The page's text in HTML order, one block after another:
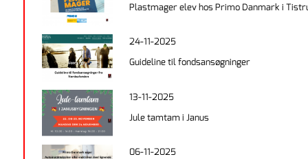
Plastmager elev hos Primo Danmark i
24-11-2025
Guideline til fondsansøgninger
13-11-2025
Jule tamtam i Janus
06-11-2025